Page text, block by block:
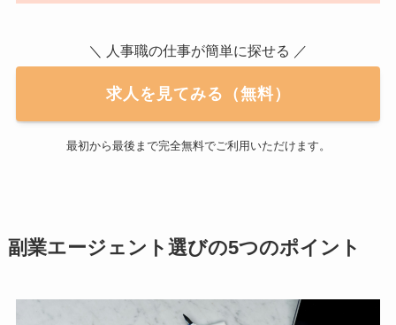
＼ 人事職の仕事が簡単に探せる ／
求人を見てみる（無料）
最初から最後まで完全無料でご利用いただけます。
副業エージェント選びの5つのポイント